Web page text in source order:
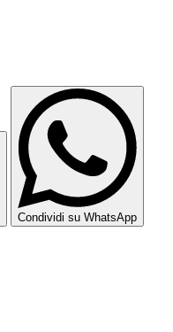
Condividi su WhatsApp